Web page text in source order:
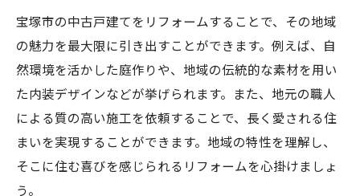
宝塚市の中古戸建てをリフォームすることで、その地域
の魅力を最大限に引き出すことができます。例えば、自
然環境を活かした庭作りや、地域の伝統的な素材を用い
た内装デザインなどが挙げられます。また、地元の職人
による質の高い施工を依頼することで、長く愛される住
まいを実現することができます。地域の特性を理解し、
そこに住む喜びを感じられるリフォームを心掛けましょ
う。